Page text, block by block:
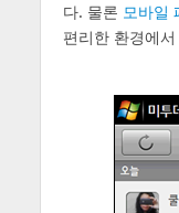
다. 물론 모바일
편리한 환경에